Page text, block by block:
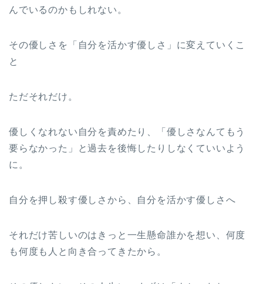
んでいるのかもしれない。
その優しさを「自分を活かす優しさ」に変えていくこ
と
ただそれだけ。
優しくなれない自分を責めたり、「優しさなんてもう
要らなかった」と過去を後悔したりしなくていいよう
に。
自分を押し殺す優しさから、自分を活かす優しさへ
それだけ苦しいのはきっと一生懸命誰かを想い、何度
も何度も人と向き合ってきたから。